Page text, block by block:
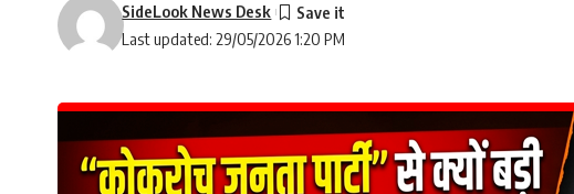
Last updated: 29/05/2026 1:20 PM
SideLook News Desk